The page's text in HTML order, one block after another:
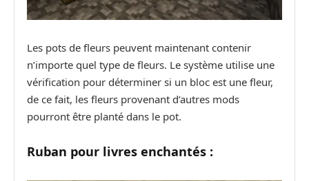
Les pots de fleurs peuvent maintenant contenir
n’importe quel type de fleurs. Le système utilise une
vérification pour déterminer si un bloc est une fleur,
de ce fait, les fleurs provenant d’autres mods
pourront être planté dans le pot.
Ruban pour livres enchantés :